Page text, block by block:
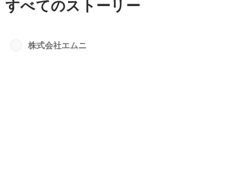
固定された投稿
すべてのストーリー
株式会社エムニ